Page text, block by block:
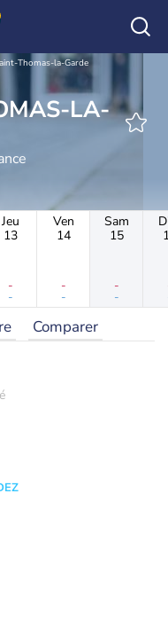
Thomas-la-Garde
Jeu
13
-
-
Ven
14
-
-
Sam
15
-
-
Comparer